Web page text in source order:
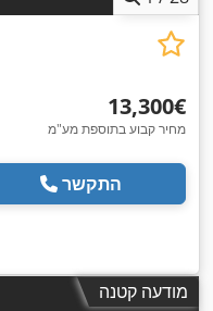
‏13,300 ‏€
מחיר קבוע בתוספת מע"מ
התקשר
מודעה קטנה